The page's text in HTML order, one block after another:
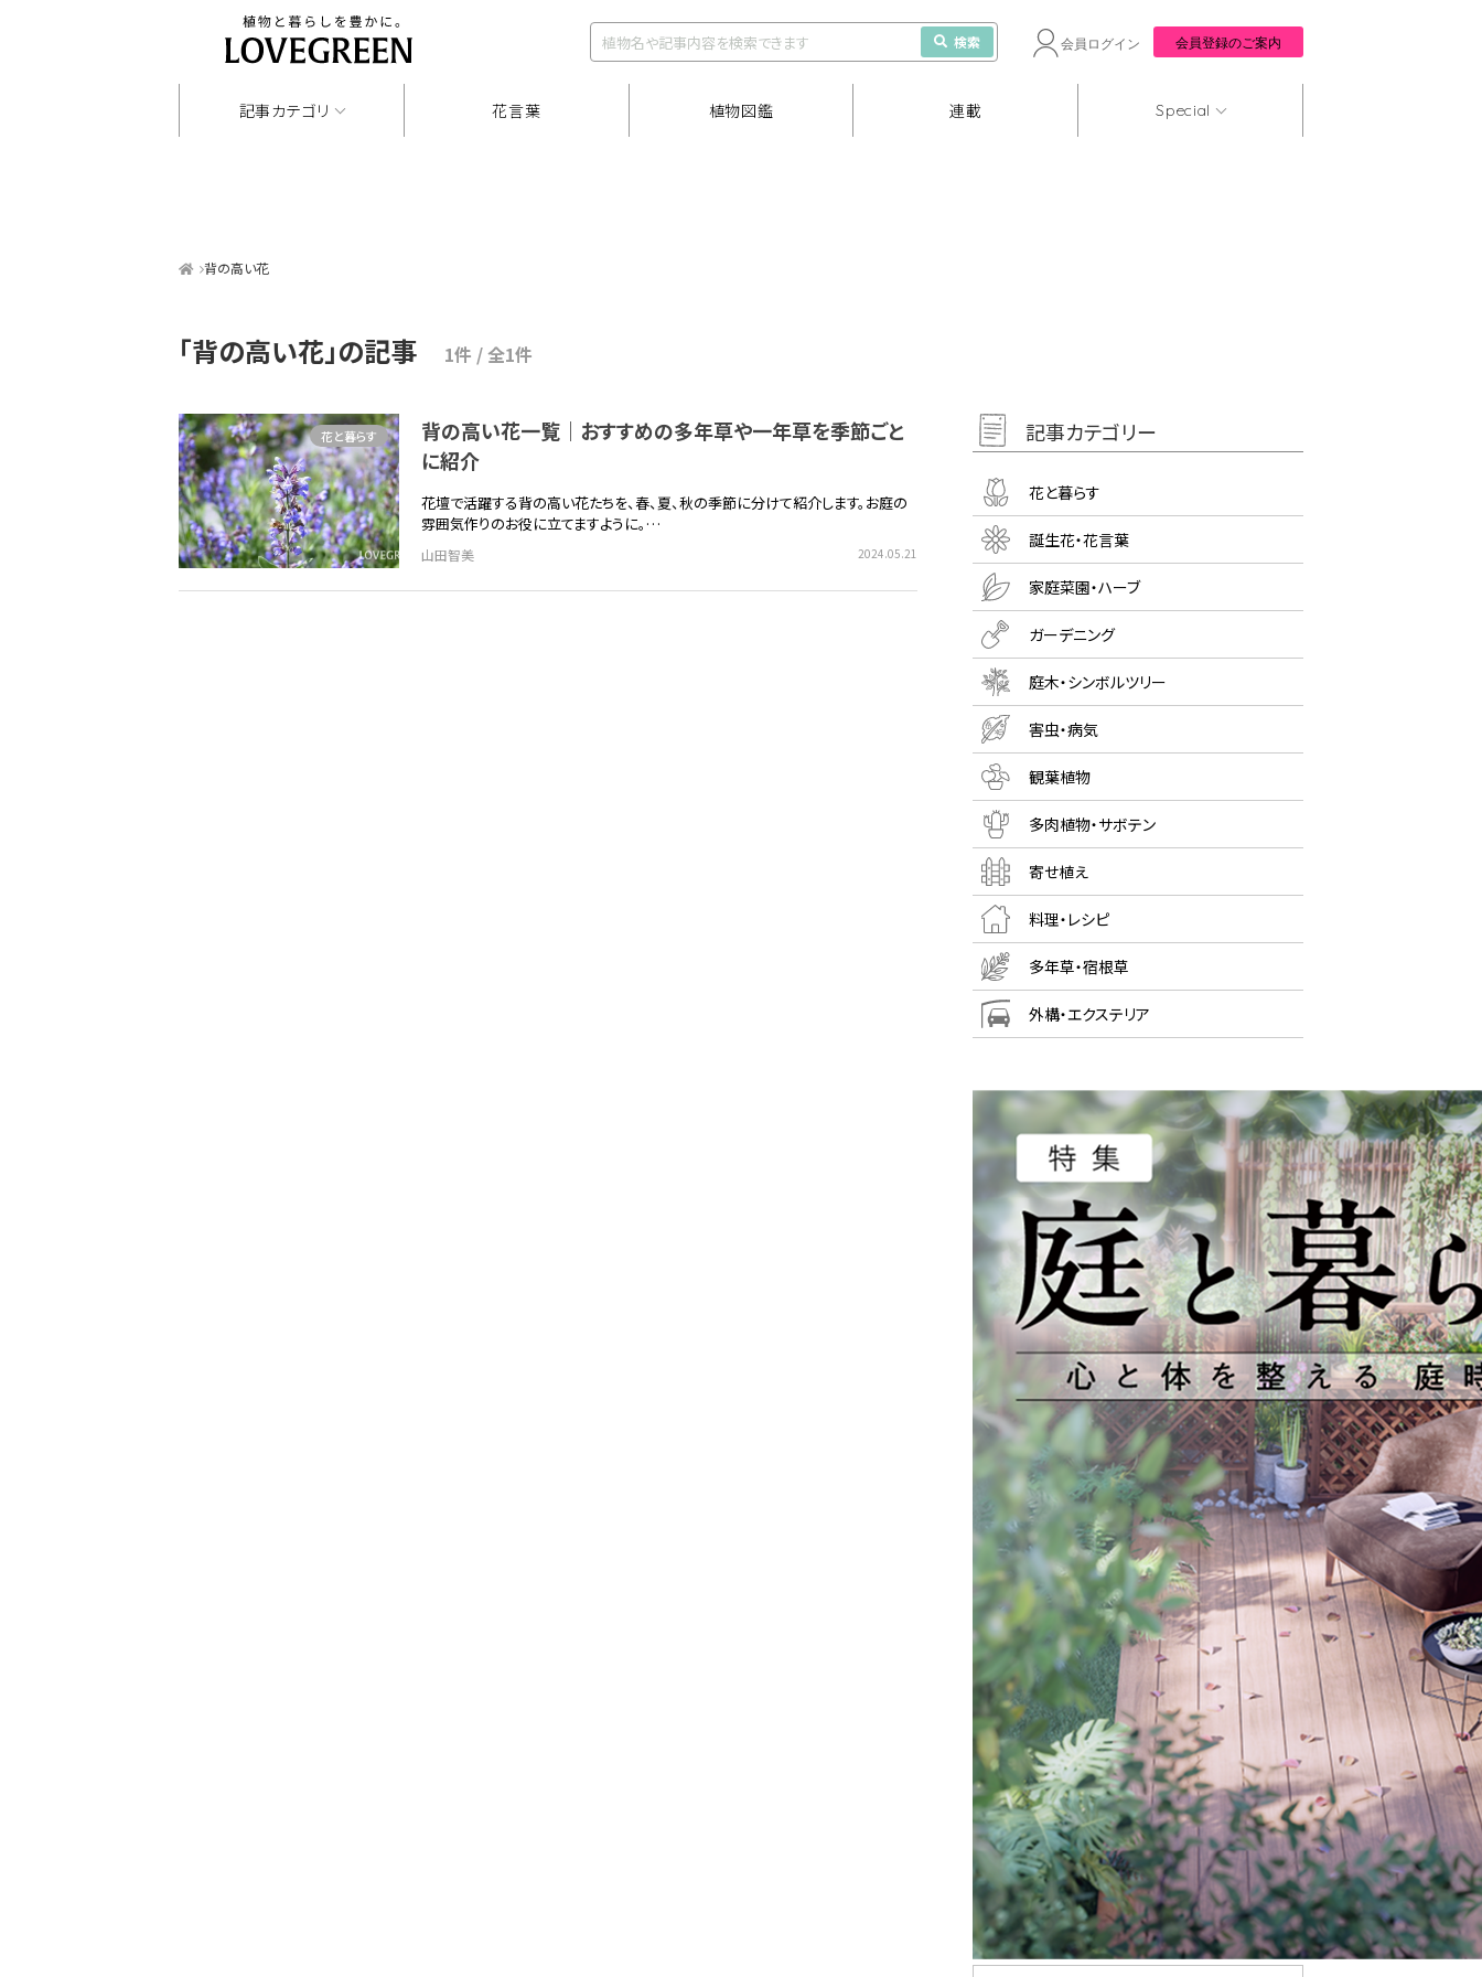
検索 会員ログイン 会員登録のご案内
記事カテゴリ 花言葉 植物図鑑 連載 Special
背の高い花
「背の高い花」の記事 1件 / 全1件
背の高い花一覧｜おすすめの多年草や一年草を季節ごと
に紹介
花壇で活躍する背の高い花たちを、春、夏、秋の季節に分けて紹介します。お庭の
雰囲気作りのお役に立てますように。…
山田智美 2024.05.21
花と暮らす 記事カテゴリー
花と暮らす
誕生花・花言葉
家庭菜園・ハーブ
ガーデニング
庭木・シンボルツリー
害虫・病気
観葉植物
多肉植物・サボテン
寄せ植え
料理・レシピ
多年草・宿根草
外構・エクステリア